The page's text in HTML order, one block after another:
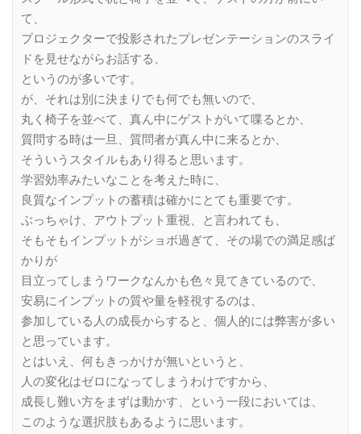
て、
プロジェクターで投影されたプレゼンテーションのスライ
ドを見せながらお話する、
というのが多いです。
が、それは別に決まりでも何でも無いので、
丸く椅子を並べて、真ん中にゲストがいて喋るとか、
質問する時は一旦、質問者が真ん中に来るとか、
そういうスタイルもあり得ると思います。
学習効率みたいなことを考えた時に、
良質なインプットの蓄積は確かにとても重要です。
ぶっちゃけ、アウトプット重視、と言われても、
そもそもインプットがショボ過ぎて、その場での満足感ば
かりが
目立ってしまうワークなんかも色々見てきているので、
安易にインプットの質や量を軽視するのは、
参加している人の成長からすると、個人的には弊害が多い
と思っています。
とはいえ、何もきっかけが無いというと、
人の変化はゼロになってしまうわけですから、
成長し難い方をまずは動かす、という一段においては、
このような選択肢もあるように思います。